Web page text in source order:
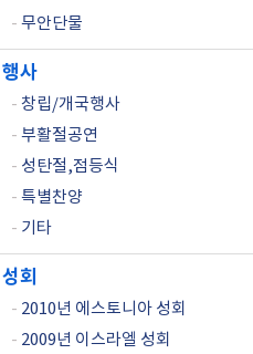
- 무안단물
행사
- 창립/개국행사
- 부활절공연
- 성탄절,점등식
- 특별찬양
- 기타
성회
- 2010년 에스토니아 성회
- 2009년 이스라엘 성회